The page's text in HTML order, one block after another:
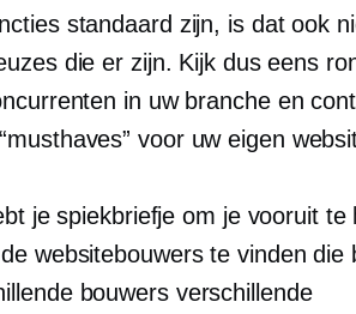
standaard zijn, is dat ook
die er zijn. Kijk dus eens
in uw branche en
“musthaves” voor uw eigen
je spiekbriefje om je vooruit te
websitebouwers te vinden die
bouwers verschillende